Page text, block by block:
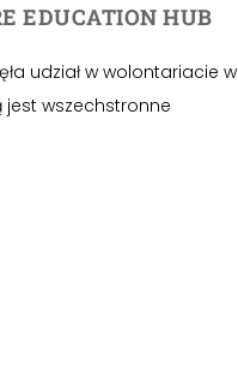
EDUCATION HUB
udział w wolontariacie w
wszechstronne